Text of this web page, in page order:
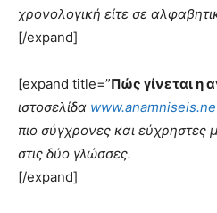
χρονολογική είτε σε
[/expand]
[expand title=”Πώς γίνεται η
ιστοσελίδα
πιο σύγχρονες και εύχρηστες
στις δύο γλώσσες.
[/expand]